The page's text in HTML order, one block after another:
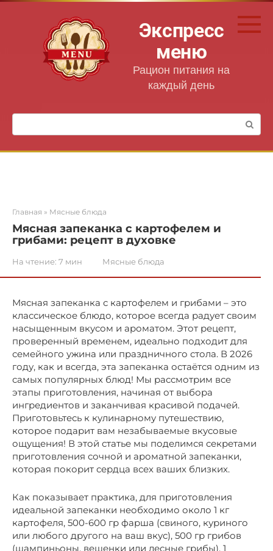
Перейти
Экспресс
меню
Рацион питания на
каждый день
Поиск:
Главная » Мясные блюда
Мясная запеканка с картофелем и
грибами: рецепт в духовке
На чтение: 7 мин Мясные блюда
Мясная запеканка с картофелем и грибами – это
классическое блюдо, которое всегда радует своим
насыщенным вкусом и ароматом. Этот рецепт,
проверенный временем, идеально подходит для
семейного ужина или праздничного стола. В 2026
году, как и всегда, эта запеканка остаётся одним из
самых популярных блюд! Мы рассмотрим все
этапы приготовления, начиная от выбора
ингредиентов и заканчивая красивой подачей.
Приготовьтесь к кулинарному путешествию,
которое подарит вам незабываемые вкусовые
ощущения! В этой статье мы поделимся секретами
приготовления сочной и ароматной запеканки,
которая покорит сердца всех ваших близких.
Как показывает практика, для приготовления
идеальной запеканки необходимо около 1 кг
картофеля, 500-600 гр фарша (свиного, куриного
или любого другого на ваш вкус), 500 гр грибов
(шампиньоны, вешенки или лесные грибы), 1